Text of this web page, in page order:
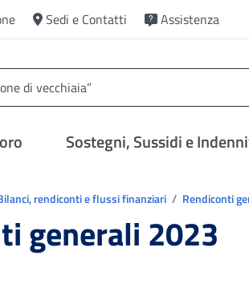
Sedi e Contatti
Assistenza
Sostegni, Sussidi e
rendiconti e flussi finanziari Rendiconti
generali 2023